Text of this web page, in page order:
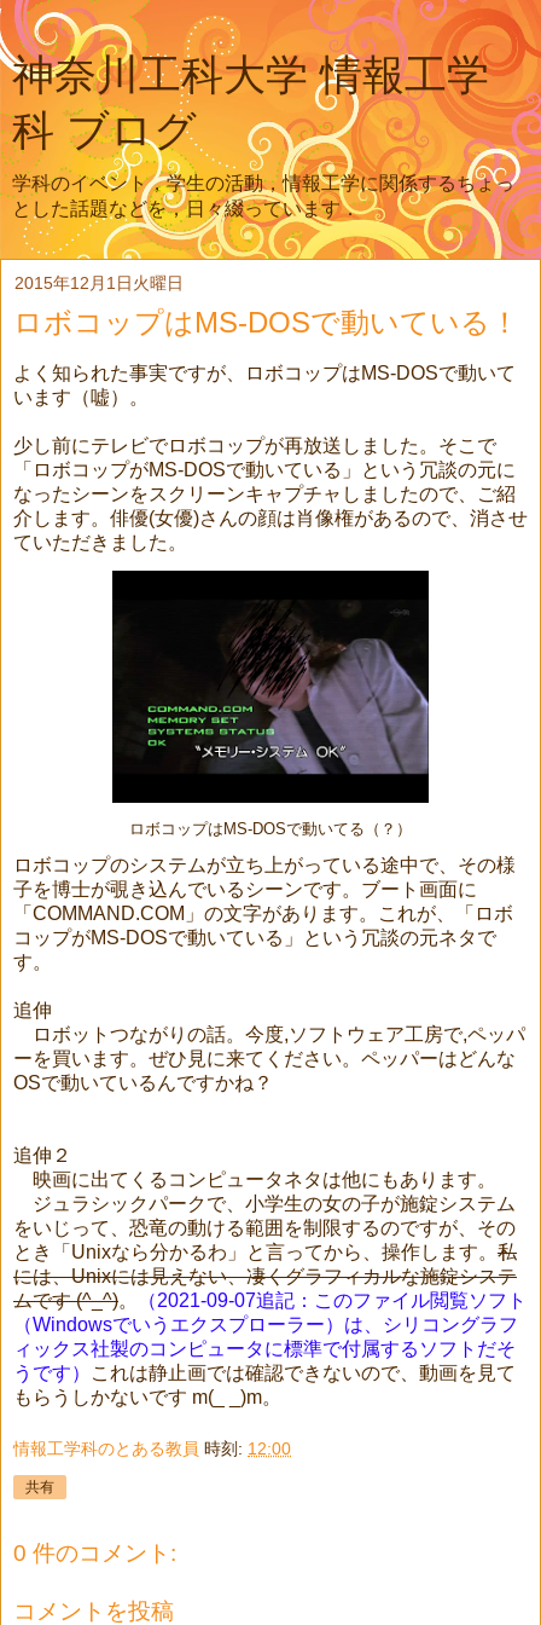
神奈川工科大学 情報工学
科 ブログ
学科のイベント，学生の活動，情報工学に関係するちょっ
とした話題などを，日々綴っています．
2015年12月1日火曜日
ロボコップはMS-DOSで動いている！
よく知られた事実ですが、ロボコップはMS-DOSで動いて
います（嘘）。
少し前にテレビでロボコップが再放送しました。そこで
「ロボコップがMS-DOSで動いている」という冗談の元に
なったシーンをスクリーンキャプチャしましたので、ご紹
介します。俳優(女優)さんの顔は肖像権があるので、消させ
ていただきました。
ロボコップはMS-DOSで動いてる（？）
ロボコップのシステムが立ち上がっている途中で、その様
子を博士が覗き込んでいるシーンです。ブート画面に
「COMMAND.COM」の文字があります。これが、「ロボ
コップがMS-DOSで動いている」という冗談の元ネタで
す。
追伸
ロボットつながりの話。今度,ソフトウェア工房で,ペッパ
ーを買います。ぜひ見に来てください。ペッパーはどんな
OSで動いているんですかね？
追伸２
映画に出てくるコンピュータネタは他にもあります。
ジュラシックパークで、小学生の女の子が施錠システム
をいじって、恐竜の動ける範囲を制限するのですが、その
とき「Unixなら分かるわ」と言ってから、操作します。 私
には、Unixには見えない、凄くグラフィカルな施錠システ
ムです (^_^)。 （2021-09-07追記：このファイル閲覧ソフト
（Windowsでいうエクスプローラー）は、シリコングラフ
ィックス社製のコンピュータに標準で付属するソフトだそ
うです）
これは静止画では確認できないので、動画を見て
もらうしかないです m(_ _)m。
情報工学科のとある教員 時刻: 12:00
共有
0 件のコメント:
コメントを投稿